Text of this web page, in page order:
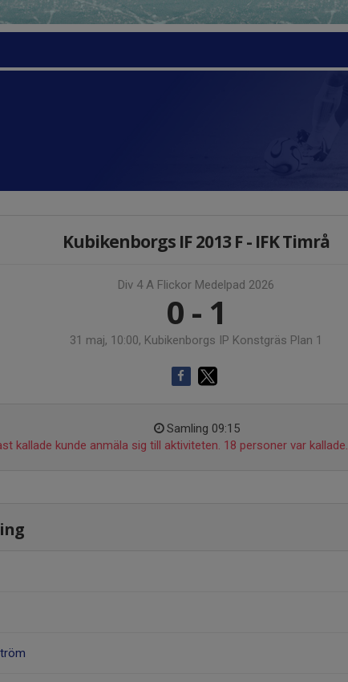
Kubikenborgs IF 2013 F - IFK Timrå
Div 4 A Flickor Medelpad 2026
0 - 1
31 maj, 10:00, Kubikenborgs IP Konstgräs Plan 1
Samling 09:15
kallade kunde anmäla sig till aktiviteten. 18 personer var kallade.